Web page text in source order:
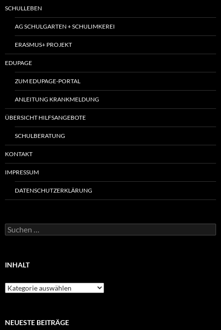
SCHULLEBEN
AG SCHULGARTEN + SCHULIMKEREI
ERASMUS+ PROJEKT
EDUPAGE
ZUM EDUPAGE-PORTAL
ANLEITUNG KRANKMELDUNG
ÜBERSICHT HILFSANGEBOTE
SCHULBERATUNG
KONTAKT
IMPRESSUM
DATENSCHUTZERKLÄRUNG
Suchen
nach:
INHALT
Inhalt
NEUESTE BEITRÄGE